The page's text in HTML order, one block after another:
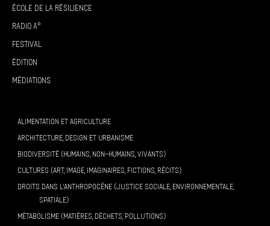
École de la résilience
Radio A°
Festival
Édition
Médiations
ALIMENTATION ET AGRICULTURE
ARCHITECTURE, DESIGN ET URBANISME
BIODIVERSITÉ (HUMAINS, NON-HUMAINS, VIVANTS)
CULTURES (ART, IMAGE, IMAGINAIRES, FICTIONS, RÉCITS)
DROITS DANS L’ANTHROPOCÈNE (JUSTICE SOCIALE, ENVIRONNEMENTALE,
SPATIALE)
MÉTABOLISME (MATIÈRES, DÉCHETS, POLLUTIONS)